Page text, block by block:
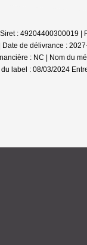
: 49204400300019 |
de délivrance :
: NC | Nom du
label : 08/03/2024